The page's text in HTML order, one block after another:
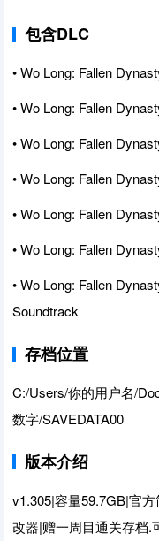
包含DLC
• Wo Long: Fallen
• Wo Long: Fallen
• Wo Long: Fallen
• Wo Long: Fallen
• Wo Long: Fallen
• Wo Long: Fallen
• Wo Long: Fallen
Soundtrack
存档位置
C:/Users/你的用户名/
数字/SAVEDATA00
版本介绍
v1.305|容量59.7GB|官
改器|赠一周目通关存档.